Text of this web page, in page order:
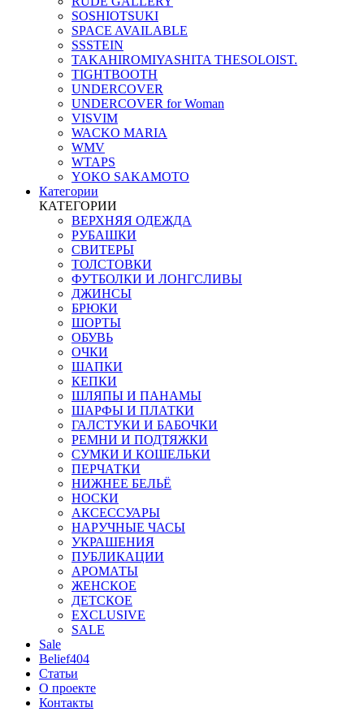
SOSHIOTSUKI
SPACE AVAILABLE
SSSTEIN
TAKAHIROMIYASHITA THESOLOIST.
TIGHTBOOTH
UNDERCOVER
UNDERCOVER for Woman
VISVIM
WACKO MARIA
WMV
WTAPS
YOKO SAKAMOTO
Категории
КАТЕГОРИИ
ВЕРХНЯЯ ОДЕЖДА
РУБАШКИ
СВИТЕРЫ
ТОЛСТОВКИ
ФУТБОЛКИ И ЛОНГСЛИВЫ
ДЖИНСЫ
БРЮКИ
ШОРТЫ
ОБУВЬ
ОЧКИ
ШАПКИ
КЕПКИ
ШЛЯПЫ И ПАНАМЫ
ШАРФЫ И ПЛАТКИ
ГАЛСТУКИ И БАБОЧКИ
РЕМНИ И ПОДТЯЖКИ
СУМКИ И КОШЕЛЬКИ
ПЕРЧАТКИ
НИЖНЕЕ БЕЛЬЁ
НОСКИ
АКСЕССУАРЫ
НАРУЧНЫЕ ЧАСЫ
УКРАШЕНИЯ
ПУБЛИКАЦИИ
АРОМАТЫ
ЖЕНСКОЕ
ДЕТСКОЕ
EXCLUSIVE
SALE
Sale
Belief404
Статьи
О проекте
Контакты